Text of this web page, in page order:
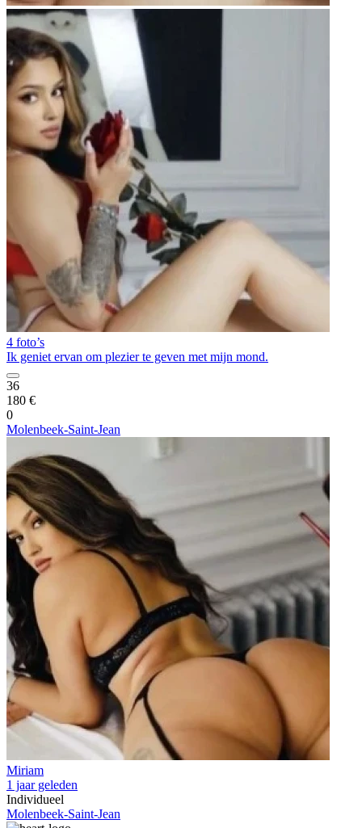
4 foto’s
Ik geniet ervan om plezier te geven met mijn mond.
36
180 €
0
Molenbeek-Saint-Jean
Miriam
1 jaar geleden
Individueel
Molenbeek-Saint-Jean